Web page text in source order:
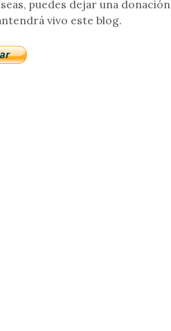
puedes dejar una donación
vivo este blog.